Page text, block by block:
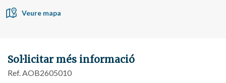
Veure mapa
Sol·licitar més informació
Ref. AOB2605010